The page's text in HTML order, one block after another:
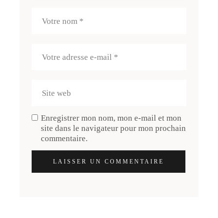
Enregistrer mon nom, mon e-mail et mon
site dans le navigateur pour mon prochain
commentaire.
LAISSER UN COMMENTAIRE